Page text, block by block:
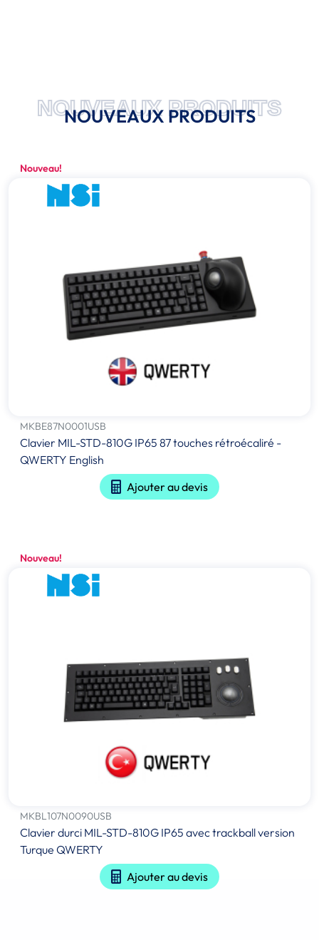
NOUVEAUX PRODUITS
NOUVEAUX PRODUITS
Nouveau!
MKBE87N0001USB
Clavier MIL-STD-810G IP65 87 touches rétroécaliré -
QWERTY English
Ajouter au devis
Nouveau!
MKBL107N0090USB
Clavier durci MIL-STD-810G IP65 avec trackball version
Turque QWERTY
Ajouter au devis